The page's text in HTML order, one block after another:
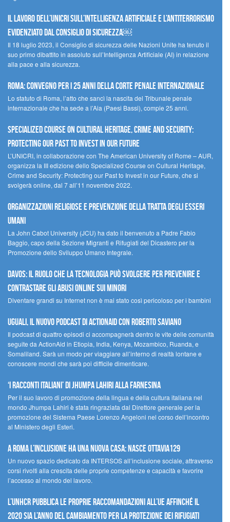
Il lavoro dell’UNICRI sull’intelligenza artificiale e l’antiterrorismo
evidenziato dal Consiglio di Sicurezza￼
Il 18 luglio 2023, il Consiglio di sicurezza delle Nazioni Unite ha tenuto il
suo primo dibattito in assoluto sull’Intelligenza Artificiale (AI) in relazione
alla pace e alla sicurezza.
Roma: convegno per i 25 anni della Corte penale internazionale
Lo statuto di Roma, l’atto che sancì la nascita del Tribunale penale
internazionale che ha sede a l’Aia (Paesi Bassi), compie 25 anni.
Specialized Course on Cultural Heritage, Crime and Security:
Protecting our Past to Invest in our Future
L’UNICRI, in collaborazione con The American University of Rome – AUR,
organizza la III edizione dello Specialized Course on Cultural Heritage,
Crime and Security: Protecting our Past to Invest in our Future, che si
svolgerà online, dal 7 all’11 novembre 2022.
Organizzazioni religiose e prevenzione della tratta degli esseri
umani
La John Cabot University (JCU) ha dato il benvenuto a Padre Fabio
Baggio, capo della Sezione Migranti e Rifugiati del Dicastero per la
Promozione dello Sviluppo Umano Integrale.
Davos: il ruolo che la tecnologia può svolgere per prevenire e
contrastare gli abusi online sui minori
Diventare grandi su Internet non è mai stato così pericoloso per i bambini
UGUALI, il nuovo podcast di ACTIONAID con Roberto Saviano
Il podcast di quattro episodi ci accompagnerà dentro le vite delle comunità
seguite da ActionAid in Etiopia, India, Kenya, Mozambico, Ruanda, e
Somaliland. Sarà un modo per viaggiare all’interno di realtà lontane e
conoscere mondi che sarà poi difficile dimenticare.
‘I racconti italiani’ di Jhumpa Lahiri alla Farnesina
Per il suo lavoro di promozione della lingua e della cultura italiana nel
mondo Jhumpa Lahiri è stata ringraziata dal Direttore generale per la
promozione del Sistema Paese Lorenzo Angeloni nel corso dell’incontro
al Ministero degli Esteri.
A Roma l’inclusione ha una nuova casa: nasce Ottavia129
Un nuovo spazio dedicato da INTERSOS all’inclusione sociale, attraverso
corsi rivolti alla crescita delle proprie competenze e capacità e favorire
l’accesso al mondo del lavoro.
L’UNHCR pubblica le proprie raccomandazioni all’UE affinché il
2020 sia l’anno del cambiamento per la protezione dei rifugiati